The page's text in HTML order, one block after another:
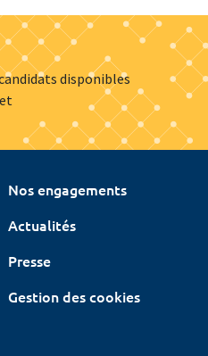
disponibles
Nos engagements
Actualités
Presse
Gestion des cookies